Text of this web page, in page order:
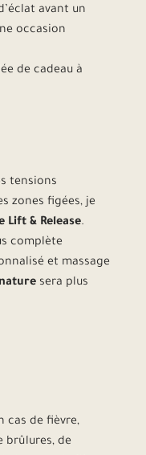
avant un
occasion
de cadeau à
tensions
zones figées, je
Lift & Release.
complète
et massage
sera plus
cas de fièvre,
brûlures, de